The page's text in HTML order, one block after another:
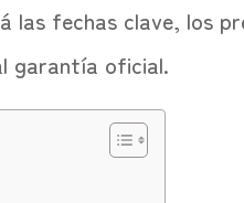
fechas clave, los
garantía oficial.